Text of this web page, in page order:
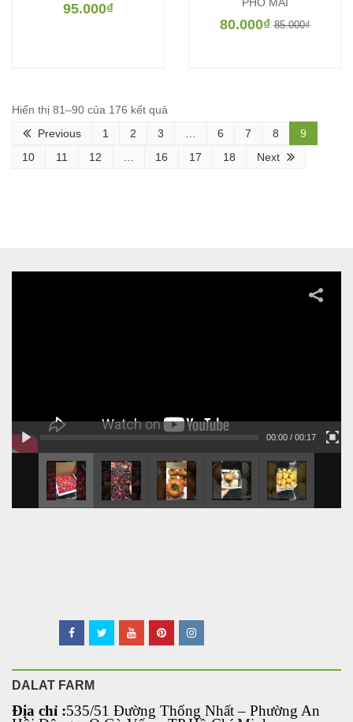
95.000₫
85.000₫
80.000₫
Hiển thị 81–90 của 176 kết quả
Previous
1 2 3 6 7 8
9
10
11 12 16 17 18 Next
00:00 / 00:17
DALAT FARM
Địa chỉ :535/51 Đường Thống Nhất – Phường An